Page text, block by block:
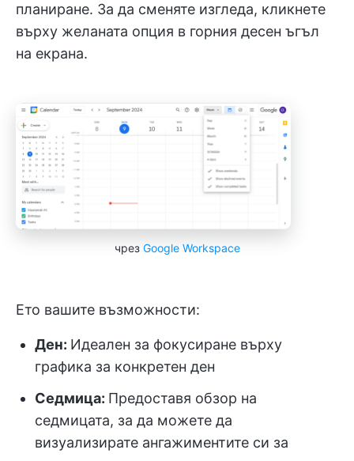
планиране. За да сменяте изгледа, кликнете
върху желаната опция в горния десен ъгъл
на екрана.
чрез Google Workspace
Ето вашите възможности:
Ден: Идеален за фокусиране върху
графика за конкретен ден
Седмица: Предоставя обзор на
седмицата, за да можете да
визуализирате ангажиментите си за